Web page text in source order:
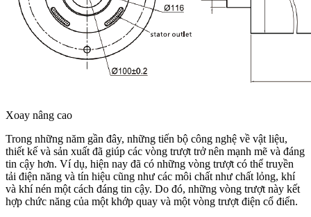
Xoay nâng cao
Trong những năm gần đây, những tiến bộ công nghệ về vật liệu,
thiết kế và sản xuất đã giúp các vòng trượt trở nên mạnh mẽ và đáng
tin cậy hơn. Ví dụ, hiện nay đã có những vòng trượt có thể truyền
tải điện năng và tín hiệu cũng như các môi chất như chất lỏng, khí
và khí nén một cách đáng tin cậy. Do đó, những vòng trượt này kết
hợp chức năng của một khớp quay và một vòng trượt điện cổ điển.